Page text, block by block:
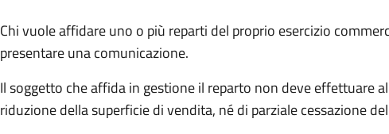
Chi vuole affidare uno o più reparti del proprio esercizio
presentare una comunicazione.
Il soggetto che affida in gestione il reparto non deve effettuare
riduzione della superficie di vendita, né di parziale cessazione